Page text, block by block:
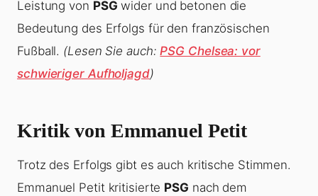
Leistung von PSG wider und betonen die
Bedeutung des Erfolgs für den französischen
Fußball. (Lesen Sie auch:PSG Chelsea: vor
schwieriger Aufholjagd)
Kritik von Emmanuel Petit
Trotz des Erfolgs gibt es auch kritische Stimmen.
Emmanuel Petit kritisierte PSG nach dem